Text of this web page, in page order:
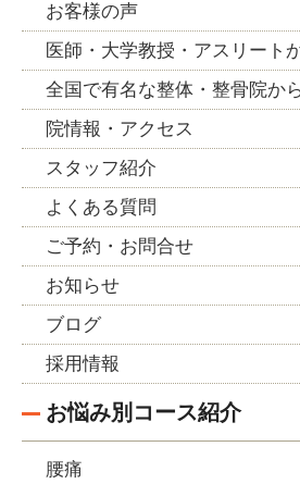
お客様の声
医師・大学教授・アスリート
全国で有名な整体・整骨院か
院情報・アクセス
スタッフ紹介
よくある質問
ご予約・お問合せ
お知らせ
ブログ
採用情報
お悩み別コース紹介
腰痛